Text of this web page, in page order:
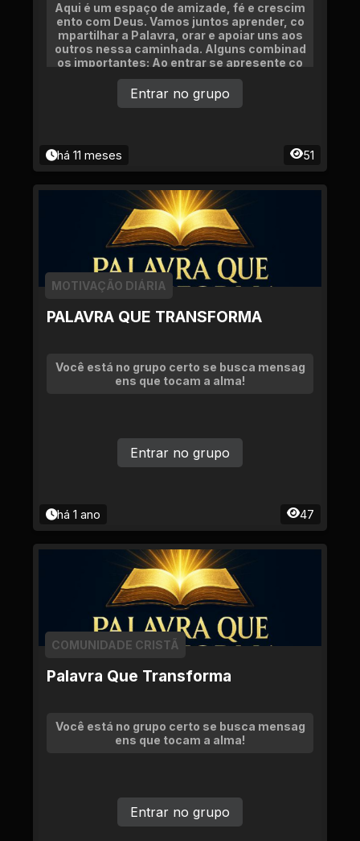
Aqui é um espaço de amizade, fé e crescim
ento com Deus. Vamos juntos aprender, co
mpartilhar a Palavra, orar e apoiar uns aos
outros nessa caminhada. Alguns combinad
os importantes: Ao entrar se apresente co
m foto, idade, nome e congregação.
há 11 meses 51
Entrar no grupo
PALAVRA QUE TRANSFORMA
MOTIVAÇÃO DIÁRIA
Você está no grupo certo se busca mensag
ens que tocam a alma!
há 1 ano 47
Entrar no grupo
Palavra Que Transforma
COMUNIDADE CRISTÃ
Você está no grupo certo se busca mensag
ens que tocam a alma!
Entrar no grupo